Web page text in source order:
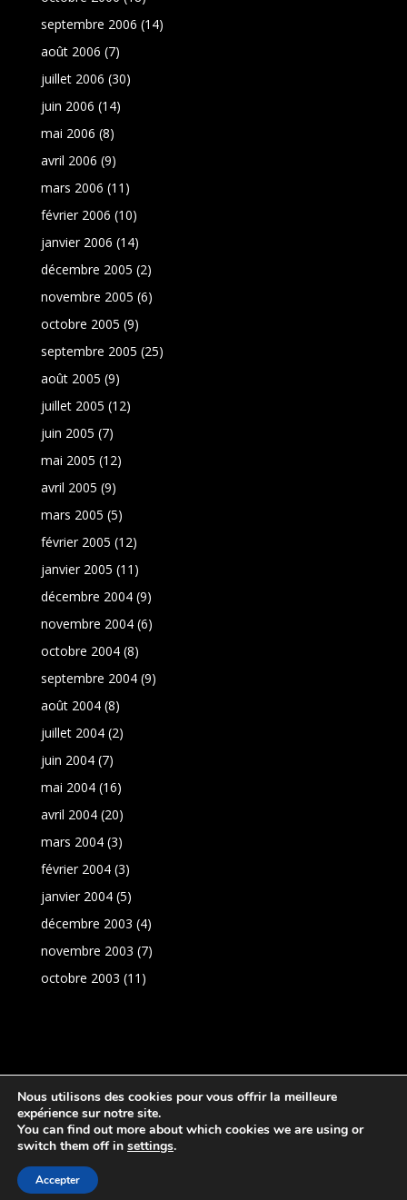
septembre 2006 (14)
août 2006 (7)
juillet 2006 (30)
juin 2006 (14)
mai 2006 (8)
avril 2006 (9)
mars 2006 (11)
février 2006 (10)
janvier 2006 (14)
décembre 2005 (2)
novembre 2005 (6)
octobre 2005 (9)
septembre 2005 (25)
août 2005 (9)
juillet 2005 (12)
juin 2005 (7)
mai 2005 (12)
avril 2005 (9)
mars 2005 (5)
février 2005 (12)
janvier 2005 (11)
décembre 2004(9)
novembre 2004(6)
octobre 2004(8)
septembre 2004(9)
août 2004(8)
juillet 2004(2)
juin 2004(7)
mai 2004(16)
avril 2004(20)
mars 2004(3)
février 2004(3)
janvier 2004(5)
décembre 2003 (4)
novembre 2003 (7)
octobre 2003 (11)
Réalisation:
Nous utilisons des cookies pour vous offrir la meilleure
expérience sur notre site.
You can find out more about which cookies we are using or
switch them off in settings.
Accepter